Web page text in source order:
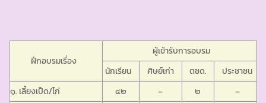
ฝึกอบรมเรื่อง
ผู้เข้ารับการอบรม
นักเรียน
ศิษย์เก่า ตชด.
ประชาชน
๑. เลี้ยงเป็ด/ไก่
๔๒ – ๒
–